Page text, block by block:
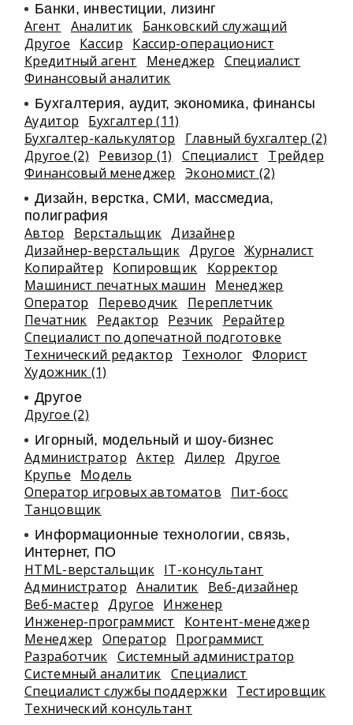
Банки, инвестиции, лизинг
Агент Аналитик
Банковский служащий
Другое
Кассир
Кассир-операционист
Кредитный агент
Менеджер
Специалист
Финансовый аналитик
Бухгалтерия, аудит, экономика, финансы
Аудитор
Бухгалтер (11)
Бухгалтер-калькулятор
Главный бухгалтер (2)
Другое (2)
Ревизор (1) Специалист
Трейдер
Финансовый менеджер
Экономист (2)
Дизайн, верстка, СМИ, массмедиа,
полиграфия
Автор Верстальщик Дизайнер
Дизайнер-верстальщик Другое
Журналист
Копирайтер
Копировщик
Корректор
Машинист печатных машин
Менеджер
Оператор
Переводчик
Переплетчик
Печатник
Редактор Резчик
Рерайтер
Специалист по допечатной подготовке
Технический редактор
Технолог Флорист
Художник (1)
Другое
Другое (2)
Игорный, модельный и шоу-бизнес
Администратор Актер Дилер
Другое
Крупье
Модель
Оператор игровых автоматов
Пит-босс
Танцовщик
Информационные технологии, связь,
Интернет, ПО
HTML-верстальщик IT-консультант
Администратор
Аналитик
Веб-дизайнер
Веб-мастер
Другое
Инженер
Инженер-программист
Контент-менеджер
Менеджер
Оператор
Программист
Разработчик Системный администратор
Системный аналитик Специалист
Специалист службы поддержки
Тестировщик
Технический консультант